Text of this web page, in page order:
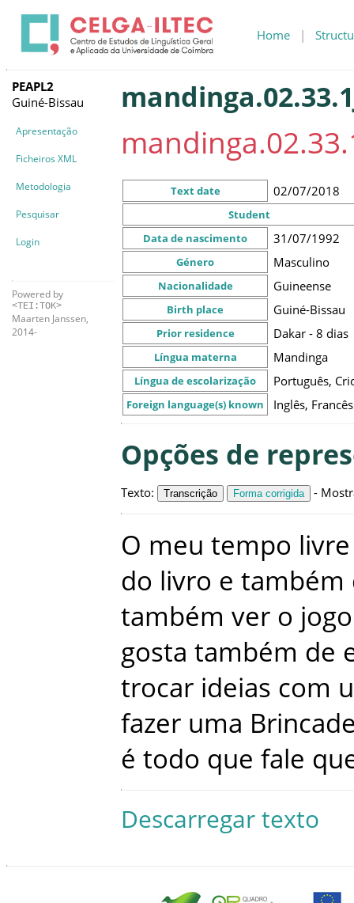
Home |
PEAPL2
Guiné-Bissau
Apresentação
Ficheiros XML
Metodologia
Pesquisar
Login
Powered by
<TEI:TOK>
Maarten Janssen,
2014-
Text date 02/07/2018
Student
Data de nascimento
31/07/1992
Género Masculino
Nacionalidade Guineense
Birth place Guiné-Bissau
Prior residence Dakar - 8 dias
Língua materna Mandinga
Língua de escolarização Português,
Foreign language(s) known Inglês, Francês
Opções de
Texto: Transcrição Forma corrigida -
O meu tempo livre
do livro e também
também ver o jogo
gosta também de
trocar ideias com
fazer uma
é todo que fale
Descarregar texto